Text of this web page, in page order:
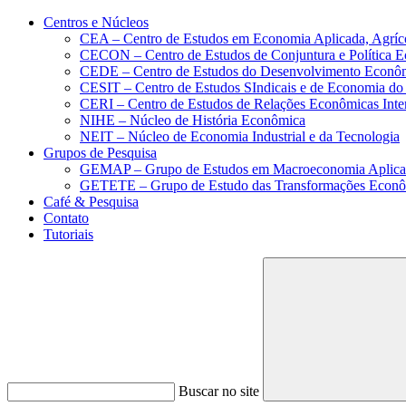
Conteúdo principal Menu principal
Centros e Núcleos
CEA – Centro de Estudos em Economia Aplicada,
CECON – Centro de Estudos de Conjuntura e Política
CEDE – Centro de Estudos do Desenvolvimento
CESIT – Centro de Estudos SIndicais e de Economia
CERI – Centro de Estudos de Relações Econômicas
NIHE – Núcleo de História Econômica
NEIT – Núcleo de Economia Industrial e da Tecnologia
Grupos de Pesquisa
GEMAP – Grupo de Estudos em Macroeconomia
GETETE – Grupo de Estudo das Transformações
Café & Pesquisa
Contato
Tutoriais
Buscar no site